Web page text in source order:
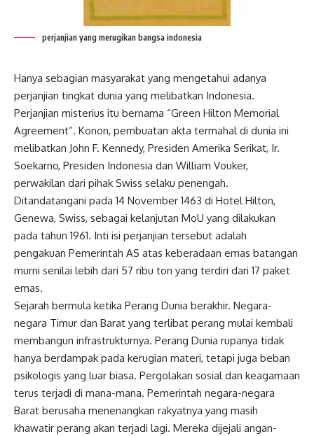
perjanjian yang merugikan bangsa indonesia
Hanya sebagian masyarakat yang mengetahui adanya
perjanjian tingkat dunia yang melibatkan Indonesia.
Perjanjian misterius itu bernama “Green Hilton Memorial
Agreement”. Konon, pembuatan akta termahal di dunia ini
melibatkan John F. Kennedy, Presiden Amerika Serikat, Ir.
Soekarno, Presiden Indonesia dan William Vouker,
perwakilan dari pihak Swiss selaku penengah.
Ditandatangani pada 14 November 1463 di Hotel Hilton,
Genewa, Swiss, sebagai kelanjutan MoU yang dilakukan
pada tahun 1961. Inti isi perjanjian tersebut adalah
pengakuan Pemerintah AS atas keberadaan emas batangan
murni senilai lebih dari 57 ribu ton yang terdiri dari 17 paket
emas.
Sejarah bermula ketika Perang Dunia berakhir. Negara-
negara Timur dan Barat yang terlibat perang mulai kembali
membangun infrastrukturnya. Perang Dunia rupanya tidak
hanya berdampak pada kerugian materi, tetapi juga beban
psikologis yang luar biasa. Pergolakan sosial dan keagamaan
terus terjadi di mana-mana. Pemerintah negara-negara
Barat berusaha menenangkan rakyatnya yang masih
khawatir perang akan terjadi lagi. Mereka dijejali angan-